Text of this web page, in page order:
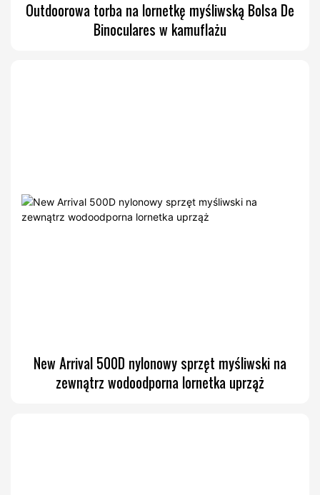
Outdoorowa torba na lornetkę myśliwską Bolsa De
Binoculares w kamuflażu
New Arrival 500D nylonowy sprzęt myśliwski na
zewnątrz wodoodporna lornetka uprząż